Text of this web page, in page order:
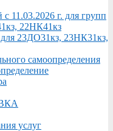
с 11.03.2026 г. для групп
22НК41кз
23ДО31кз, 23НК31кз,
самоопределения
услуг